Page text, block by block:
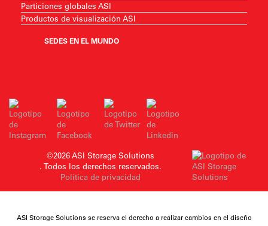
Particiones globales ASI
Productos de visualización ASI
SEDES EN EL MUNDO
©2026 ASI Storage Solutions
. Todos los derechos reservados.
Política de privacidad
ASI Storage Solutions se reserva el derecho a realizar cambios en el diseño